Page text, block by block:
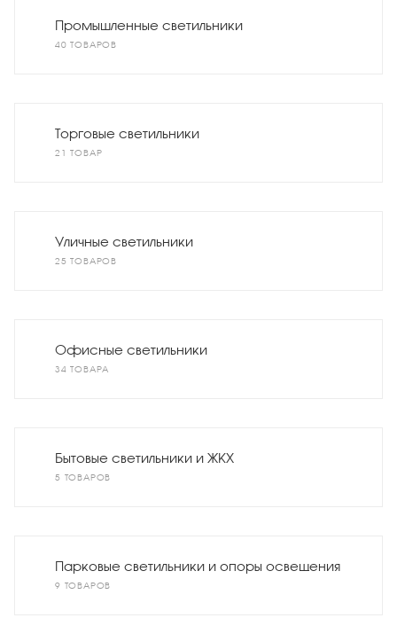
Промышленные светильники
40 ТОВАРОВ
Торговые светильники
21 ТОВАР
Уличные светильники
25 ТОВАРОВ
Офисные светильники
34 ТОВАРА
Бытовые светильники и ЖКХ
5 ТОВАРОВ
Парковые светильники и опоры освещения
9 ТОВАРОВ